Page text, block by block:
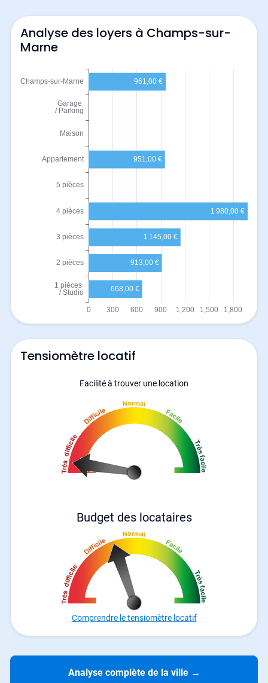
Analyse des loyers à Champs-sur-
Marne
Tensiomètre locatif
Facilité à trouver une location
Budget des locataires
Comprendre le tensiomètre locatif
Analyse complète de la ville →